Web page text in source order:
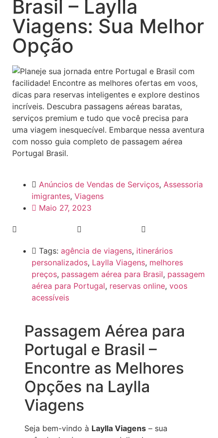
Brasil – Laylla
Viagens: Sua Melhor
Opção
Anúncios de Vendas de Serviços, Assessoria
imigrantes, Viagens
Maio 27, 2023
Tags: agência de viagens, itinerários
personalizados, Laylla Viagens, melhores
preços, passagem aérea para Brasil, passagem
aérea para Portugal, reservas online, voos
acessíveis
Passagem Aérea para
Portugal e Brasil –
Encontre as Melhores
Opções na Laylla
Viagens
Seja bem-vindo à Laylla Viagens – sua